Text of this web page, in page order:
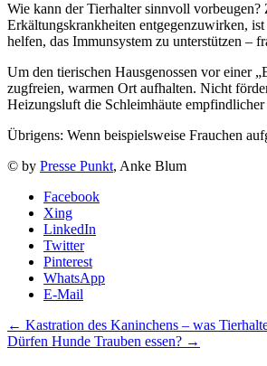
Wie kann der Tierhalter sinnvoll
Erkältungskrankheiten entgegenzuwirken,
helfen, das Immunsystem zu unterstützen –
Um den tierischen Hausgenossen vor einer
zugfreien, warmen Ort aufhalten. Nicht
Heizungsluft die Schleimhäute
Übrigens: Wenn beispielsweise Frauchen
© by Presse Punkt, Anke Blum
Facebook
Xing
LinkedIn
Twitter
Pinterest
WhatsApp
E-Mail
← Kastration des Kaninchens – was
Dürfen Hunde Trauben essen? →